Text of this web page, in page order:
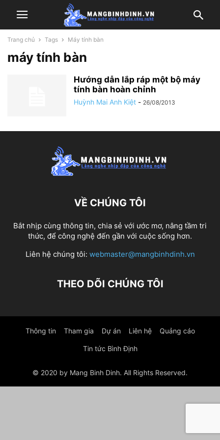
Trang chủ Tags Máy tính bàn
máy tính bàn
Hướng dẫn lắp ráp một bộ máy
tính bàn hoàn chỉnh
Huỳnh Mai Anh Kiệt - 26/08/2013
VỀ CHÚNG TÔI
Bắt nhịp cùng thông tin, chia sẻ với ước mơ, nâng tầm tri
thức, để công nghệ đến gần với cuộc sống hơn.
Liên hệ chúng tôi: webmaster@mangbinhdinh.vn
THEO DÕI CHÚNG TÔI
Thông tin Tham gia Dự án Liên hệ Quảng cáo
Tin tức Bình Định
© 2020 by Mang Binh Dinh. All Rights Reserved.